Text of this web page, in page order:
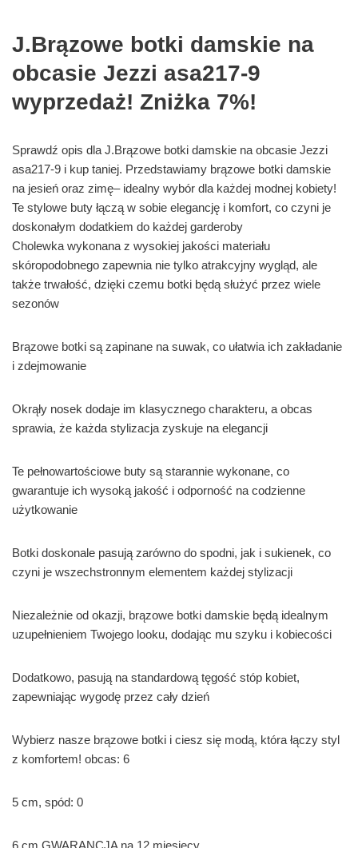
J.Brązowe botki damskie na
obcasie Jezzi asa217-9
wyprzedaż! Zniżka 7%!
Sprawdź opis dla J.Brązowe botki damskie na obcasie Jezzi
asa217-9 i kup taniej. Przedstawiamy brązowe botki damskie
na jesień oraz zimę– idealny wybór dla każdej modnej kobiety!
Te stylowe buty łączą w sobie elegancję i komfort, co czyni je
doskonałym dodatkiem do każdej garderoby
Cholewka wykonana z wysokiej jakości materiału
skóropodobnego zapewnia nie tylko atrakcyjny wygląd, ale
także trwałość, dzięki czemu botki będą służyć przez wiele
sezonów
Brązowe botki są zapinane na suwak, co ułatwia ich zakładanie
i zdejmowanie
Okrąły nosek dodaje im klasycznego charakteru, a obcas
sprawia, że każda stylizacja zyskuje na elegancji
Te pełnowartościowe buty są starannie wykonane, co
gwarantuje ich wysoką jakość i odporność na codzienne
użytkowanie
Botki doskonale pasują zarówno do spodni, jak i sukienek, co
czyni je wszechstronnym elementem każdej stylizacji
Niezależnie od okazji, brązowe botki damskie będą idealnym
uzupełnieniem Twojego looku, dodając mu szyku i kobiecości
Dodatkowo, pasują na standardową tęgość stóp kobiet,
zapewniając wygodę przez cały dzień
Wybierz nasze brązowe botki i ciesz się modą, która łączy styl
z komfortem! obcas: 6
5 cm, spód: 0